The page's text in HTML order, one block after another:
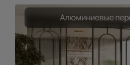
Алюминиевые